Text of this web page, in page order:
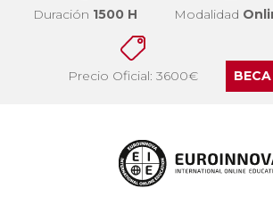
Duración 1500 H Modalidad
Precio Oficial: 3600€ BECA